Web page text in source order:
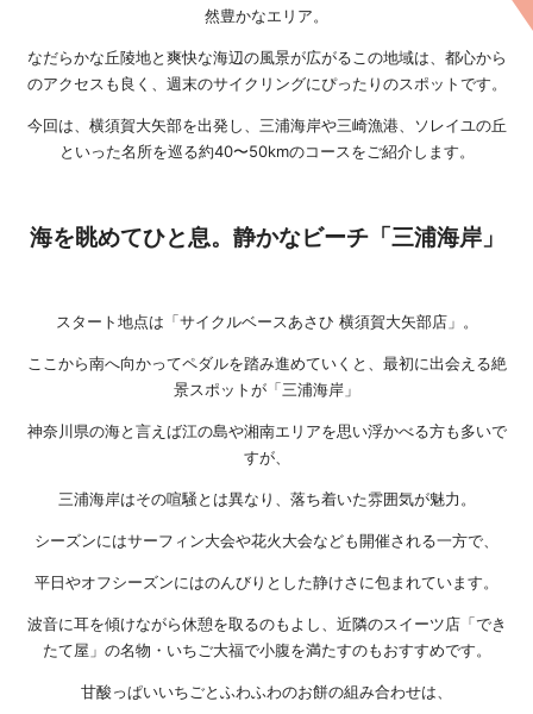
然豊かなエリア。
なだらかな丘陵地と爽快な海辺の風景が広がるこの地域は、都心から
のアクセスも良く、週末のサイクリングにぴったりのスポットです。
今回は、横須賀大矢部を出発し、三浦海岸や三崎漁港、ソレイユの丘
といった名所を巡る約40〜50kmのコースをご紹介します。
海を眺めてひと息。静かなビーチ「三浦海岸」
スタート地点は「サイクルベースあさひ 横須賀大矢部店」。
ここから南へ向かってペダルを踏み進めていくと、最初に出会える絶
景スポットが「三浦海岸」
神奈川県の海と言えば江の島や湘南エリアを思い浮かべる方も多いで
すが、
三浦海岸はその喧騒とは異なり、落ち着いた雰囲気が魅力。
シーズンにはサーフィン大会や花火大会なども開催される一方で、
平日やオフシーズンにはのんびりとした静けさに包まれています。
波音に耳を傾けながら休憩を取るのもよし、近隣のスイーツ店「でき
たて屋」の名物・いちご大福で小腹を満たすのもおすすめです。
甘酸っぱいいちごとふわふわのお餅の組み合わせは、